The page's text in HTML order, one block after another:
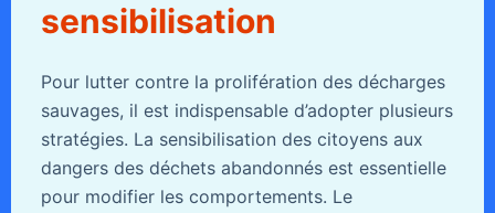
sensibilisation
Pour lutter contre la prolifération des décharges
sauvages, il est indispensable d’adopter plusieurs
stratégies. La sensibilisation des citoyens aux
dangers des déchets abandonnés est essentielle
pour modifier les comportements. Le